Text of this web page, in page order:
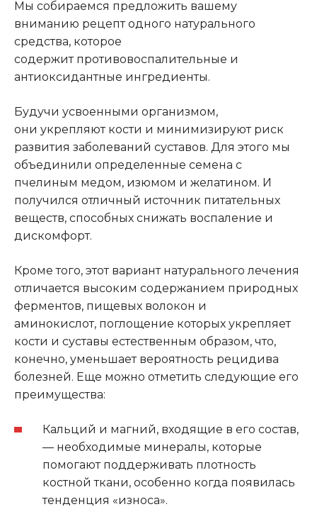
Мы собираемся предложить вашему
вниманию рецепт одного натурального
средства, которое
содержит противовоспалительные и
антиоксидантные ингредиенты.
Будучи усвоенными организмом,
они укрепляют кости и минимизируют риск
развития заболеваний суставов. Для этого мы
объединили определенные семена с
пчелиным медом, изюмом и желатином. И
получился отличный источник питательных
веществ, способных снижать воспаление и
дискомфорт.
Кроме того, этот вариант натурального лечения
отличается высоким содержанием природных
ферментов, пищевых волокон и
аминокислот, поглощение которых укрепляет
кости и суставы естественным образом, что,
конечно, уменьшает вероятность рецидива
болезней. Еще можно отметить следующие его
преимущества:
Кальций и магний, входящие в его состав,
— необходимые минералы, которые
помогают поддерживать плотность
костной ткани, особенно когда появилась
тенденция «износа».